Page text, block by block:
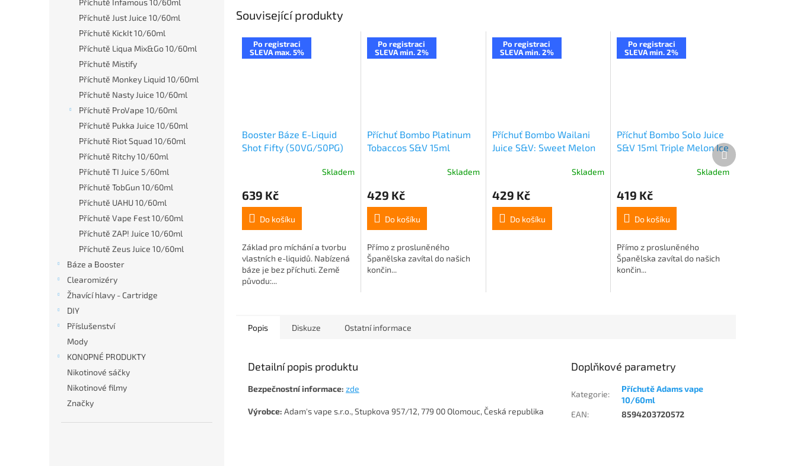
Příchutě Infamous 10/60ml
Příchutě Just Juice 10/60ml
Příchutě KickIt 10/60ml
Příchutě Liqua Mix&Go 10/60ml
Příchutě Mistify
Příchutě Monkey Liquid 10/60ml
Příchutě Nasty Juice 10/60ml
Příchutě ProVape 10/60ml
Příchutě Pukka Juice 10/60ml
Příchutě Riot Squad 10/60ml
Příchutě Ritchy 10/60ml
Příchutě TI Juice 5/60ml
Příchutě TobGun 10/60ml
Příchutě UAHU 10/60ml
Příchutě Vape Fest 10/60ml
Příchutě ZAP! Juice 10/60ml
Příchutě Zeus Juice 10/60ml
Báze a Booster
Clearomizéry
Žhavící hlavy - Cartridge
DIY
Příslušenství
Mody
KONOPNÉ PRODUKTY
Nikotinové sáčky
Nikotinové filmy
Značky
Související produkty
Po registraci
SLEVA max. 5%
Booster Báze E-Liquid
Shot Fifty (50VG/50PG)
Skladem
639 Kč
Do košíku
Základ pro míchání a tvorbu
vlastních e-liquidů. Nabízená
báze je bez příchuti. Země
původu:...
Po registraci
SLEVA min. 2%
Příchuť Bombo Platinum
Tobaccos S&V 15ml
čokoládou a oříšky)Skladem
429 Kč
Do košíku
Přímo z prosluněného
Španělska zavítal do našich
končin...
Po registraci
SLEVA min. 2%
Příchuť Bombo Wailani
Juice S&V: Sweet Melon
Skladem
429 Kč
Do košíku
Po registraci
SLEVA min. 2%
Příchuť Bombo Solo Juice
S&V 15ml Triple Melon Ice
(Ledový cukrový meloun)
Skladem
419 Kč
Do košíku
Přímo z prosluněného
Španělska zavítal do našich
končin...
Další
produkt
Popis Diskuze Ostatní informace
Detailní popis produktu
Bezpečnostní informace: zde
Výrobce: Adam's vape s.r.o., Stupkova 957/12, 779 00 Olomouc, Česká republika
Doplňkové parametry
Kategorie:
Příchutě Adams vape
10/60ml
EAN: 8594203720572